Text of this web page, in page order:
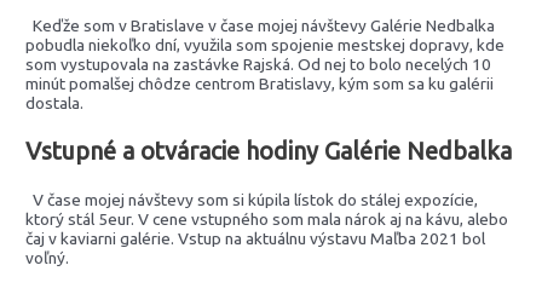
Keďže som v Bratislave v čase mojej návštevy Galérie Nedbalka
pobudla niekoľko dní, využila som spojenie mestskej dopravy, kde
som vystupovala na zastávke Rajská. Od nej to bolo necelých 10
minút pomalšej chôdze centrom Bratislavy, kým som sa ku galérii
dostala.
Vstupné a otváracie hodiny Galérie Nedbalka
V čase mojej návštevy som si kúpila lístok do stálej expozície,
ktorý stál 5eur. V cene vstupného som mala nárok aj na kávu, alebo
čaj v kaviarni galérie. Vstup na aktuálnu výstavu Maľba 2021 bol
voľný.